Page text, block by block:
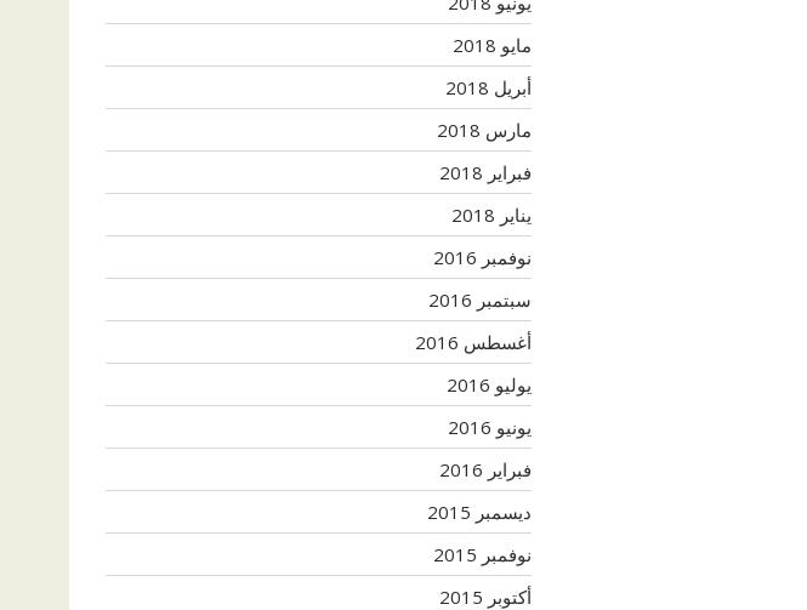
مايو 2018
أبريل 2018
مارس 2018
فبراير 2018
يناير 2018
نوفمبر 2016
سبتمبر 2016
أغسطس 2016
يوليو 2016
يونيو 2016
فبراير 2016
ديسمبر 2015
نوفمبر 2015
أكتوبر 2015